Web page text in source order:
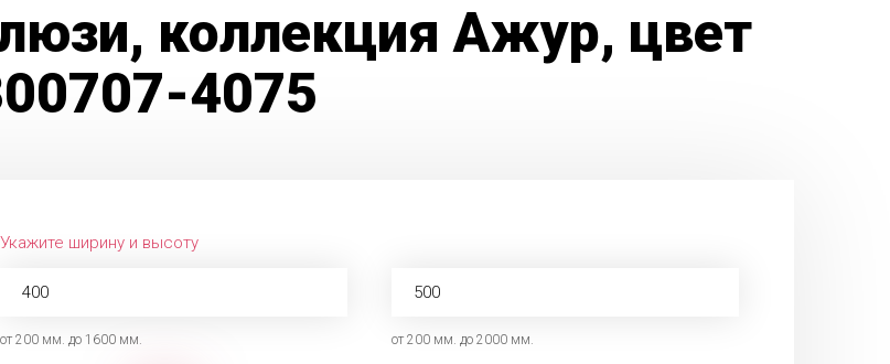
коллекция Ажур, цвет
4075
Укажите ширину и высоту
от 200 мм. до 1600 мм. от 200 мм. до 2000 мм.